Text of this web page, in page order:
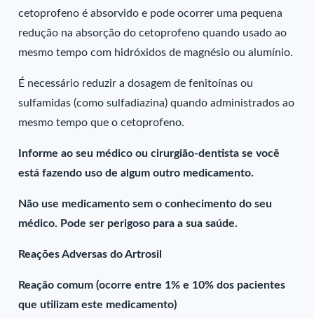
cetoprofeno é absorvido e pode ocorrer uma pequena
redução na absorção do cetoprofeno quando usado ao
mesmo tempo com hidróxidos de magnésio ou alumínio.
É necessário reduzir a dosagem de fenitoínas ou
sulfamidas (como sulfadiazina) quando administrados ao
mesmo tempo que o cetoprofeno.
Informe ao seu médico ou cirurgião-dentista se você
está fazendo uso de algum outro medicamento.
Não use medicamento sem o conhecimento do seu
médico. Pode ser perigoso para a sua saúde.
Reações Adversas do Artrosil
Reação comum (ocorre entre 1% e 10% dos pacientes
que utilizam este medicamento)